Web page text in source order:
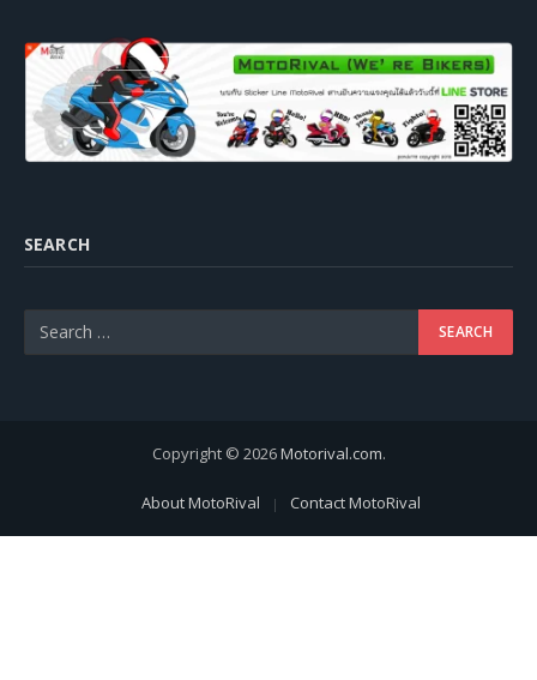
SEARCH
Copyright © 2026Motorival.com.
About MotoRival Contact MotoRival